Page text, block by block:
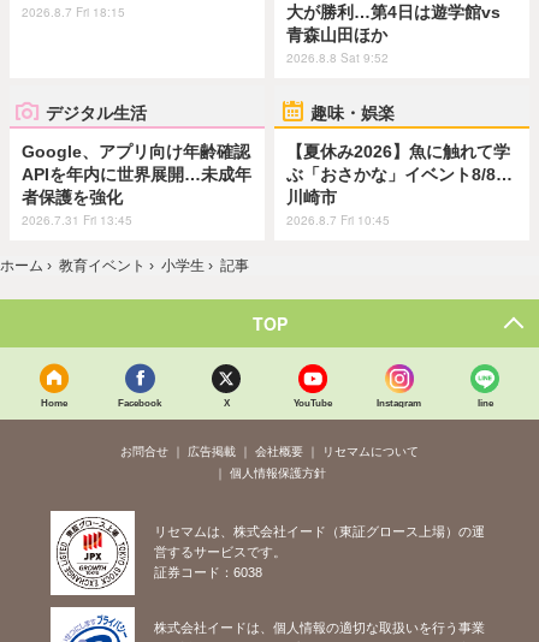
2026.8.7 Fri 18:15
大が勝利…第4日は遊学館vs
青森山田ほか
2026.8.8 Sat 9:52
デジタル生活
Google、アプリ向け年齢確認
APIを年内に世界展開…未成年
者保護を強化
2026.7.31 Fri 13:45
趣味・娯楽
【夏休み2026】魚に触れて学
ぶ「おさかな」イベント8/8…
川崎市
2026.8.7 Fri 10:45
ホーム › 教育イベント › 小学生 › 記事
TOP
Home Facebook X YouTube Instagram line
お問合せ 広告掲載 会社概要
リセマムについて
個人情報保護方針
リセマムは、株式会社イード（東証グロース上場）の運
営するサービスです。
証券コード：6038
株式会社イードは、個人情報の適切な取扱いを行う事業